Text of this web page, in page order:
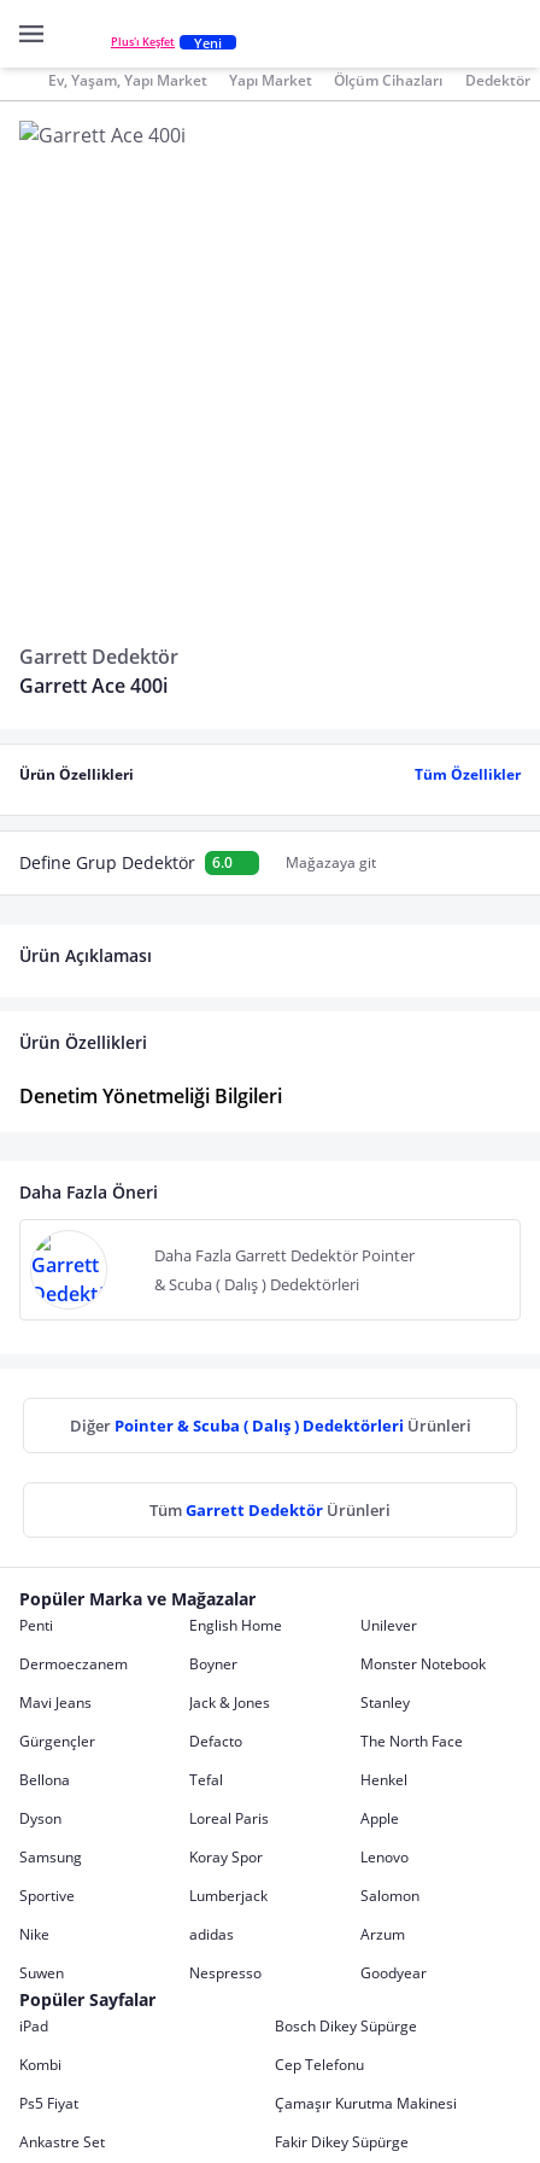
Plus'ı Keşfet Yeni
Ev, Yaşam, Yapı Market Yapı Market Ölçüm Cihazları Dedektör
Garrett Dedektör
Garrett Ace 400i
Ürün Özellikleri Tüm Özellikler
Define Grup Dedektör 6.0 Mağazaya git
Ürün Açıklaması
Ürün Özellikleri
Denetim Yönetmeliği Bilgileri
Daha Fazla Öneri
Daha Fazla Garrett Dedektör Pointer
& Scuba ( Dalış ) Dedektörleri
Diğer Pointer & Scuba ( Dalış ) Dedektörleri Ürünleri
TümGarrett Dedektör Ürünleri
Popüler Marka ve Mağazalar
Penti English Home
Unilever
Dermoeczanem
Boyner
Monster Notebook
Mavi Jeans
Jack & Jones
Stanley
Gürgençler
Defacto
The North Face
Bellona
Tefal
Henkel
Dyson
Loreal Paris
Apple
Samsung
Koray Spor
Lenovo
Sportive
Lumberjack
Salomon
Nike
adidas
Arzum
Suwen
Nespresso Goodyear
Popüler Sayfalar
iPad
Bosch Dikey Süpürge
Kombi
Cep Telefonu
Ps5 Fiyat
Çamaşır Kurutma Makinesi
Ankastre Set
Fakir Dikey Süpürge